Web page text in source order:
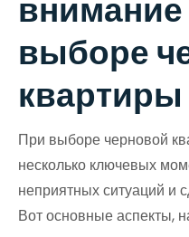
выборе
квартиры
При выборе черновой
несколько ключевых
неприятных ситуаций и
Вот основные аспекты,